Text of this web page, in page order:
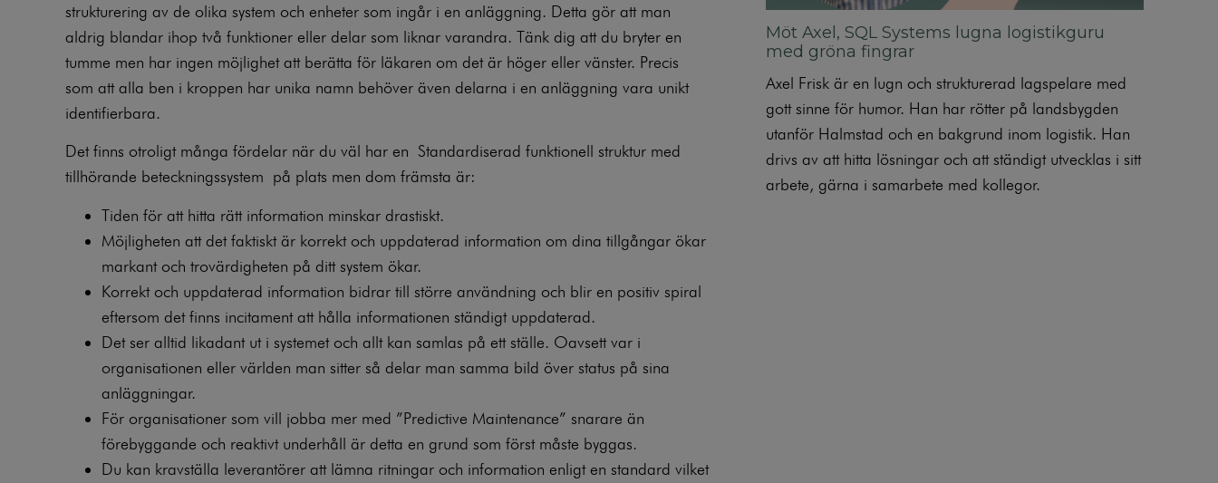
strukturering av de olika system och enheter som ingår i en anläggning. Detta gör att man
aldrig blandar ihop två funktioner eller delar som liknar varandra. Tänk dig att du bryter en
tumme men har ingen möjlighet att berätta för läkaren om det är höger eller vänster. Precis
som att alla ben i kroppen har unika namn behöver även delarna i en anläggning vara unikt
identifierbara.
Det finns otroligt många fördelar när du väl har en Standardiserad funktionell struktur med
tillhörande beteckningssystem på plats men dom främsta är:
Tiden för att hitta rätt information minskar drastiskt.
Möjligheten att det faktiskt är korrekt och uppdaterad information om dina tillgångar ökar
markant och trovärdigheten på ditt system ökar.
Korrekt och uppdaterad information bidrar till större användning och blir en positiv spiral
eftersom det finns incitament att hålla informationen ständigt uppdaterad.
Det ser alltid likadant ut i systemet och allt kan samlas på ett ställe. Oavsett var i
organisationen eller världen man sitter så delar man samma bild över status på sina
anläggningar.
För organisationer som vill jobba mer med ”Predictive Maintenance” snarare än
förebyggande och reaktivt underhåll är detta en grund som först måste byggas.
Du kan kravställa leverantörer att lämna ritningar och information enligt en standard vilket
Möt Axel, SQL Systems lugna logistikguru
med gröna fingrar
Axel Frisk är en lugn och strukturerad lagspelare med
gott sinne för humor. Han har rötter på landsbygden
utanför Halmstad och en bakgrund inom logistik. Han
drivs av att hitta lösningar och att ständigt utvecklas i sitt
arbete, gärna i samarbete med kollegor.